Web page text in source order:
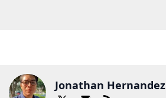
Jonathan Hernandez